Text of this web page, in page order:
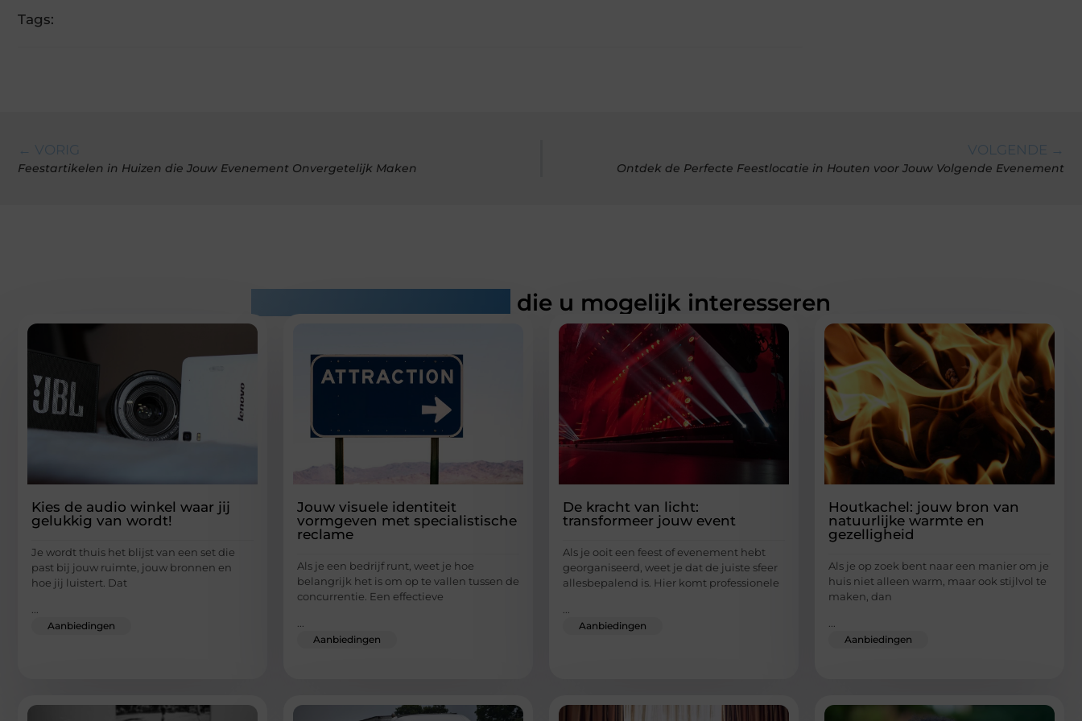
Tags:
← VORIG
Feestartikelen in Huizen die Jouw Evenement Onvergetelijk Maken
VOLGENDE →
Ontdek de Perfecte Feestlocatie in Houten voor Jouw Volgende Evenement
die u mogelijk interesseren
Kies de audio winkel waar jij
gelukkig van wordt!
Je wordt thuis het blijst van een set die
past bij jouw ruimte, jouw bronnen en
hoe jij luistert. Dat
...
Aanbiedingen
Jouw visuele identiteit
vormgeven met specialistische
reclame
Als je een bedrijf runt, weet je hoe
belangrijk het is om op te vallen tussen de
concurrentie. Een effectieve
...
Aanbiedingen
De kracht van licht:
transformeer jouw event
Als je ooit een feest of evenement hebt
georganiseerd, weet je dat de juiste sfeer
allesbepalend is. Hier komt professionele
...
Aanbiedingen
Houtkachel: jouw bron van
natuurlijke warmte en
gezelligheid
Als je op zoek bent naar een manier om je
huis niet alleen warm, maar ook stijlvol te
maken, dan
...
Aanbiedingen